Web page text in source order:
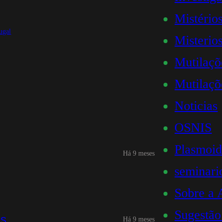
Há 9 meses
Há 9 meses
Noticias
OSNIS
Sobre a